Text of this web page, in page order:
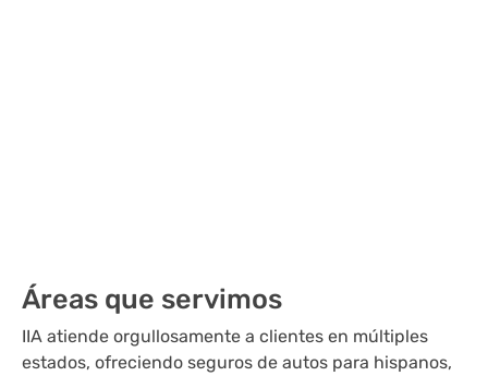
Áreas que servimos
IIA atiende orgullosamente a clientes en múltiples
estados, ofreciendo seguros de autos para hispanos,